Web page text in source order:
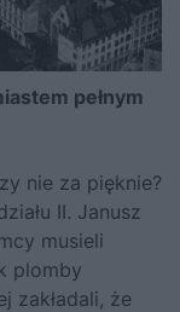
pełnym
nie za pięknie?
II. Janusz
musieli
plomby
zakładali, że